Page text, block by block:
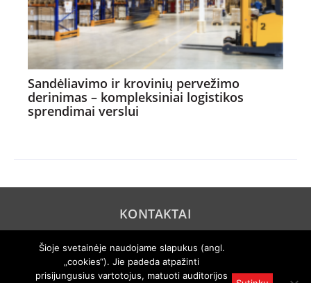
Sandėliavimo ir krovinių pervežimo
derinimas – kompleksiniai logistikos
sprendimai verslui
KONTAKTAI
PRIVATUMO POLITIKA
Šioje svetainėje naudojame slapukus (angl.
„cookies“). Jie padeda atpažinti
prisijungusius vartotojus, matuoti auditorijos